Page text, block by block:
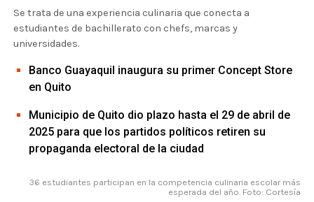
Se trata de una experiencia culinaria que conecta a
estudiantes de bachillerato con chefs, marcas y
universidades.
Banco Guayaquil inaugura su primer Concept Store
en Quito
Municipio de Quito dio plazo hasta el 29 de abril de
2025 para que los partidos políticos retiren su
propaganda electoral de la ciudad
36 estudiantes participan en la competencia culinaria escolar más
esperada del año. Foto: Cortesía